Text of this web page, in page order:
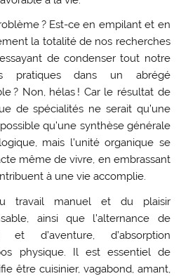
? Est-ce en empilant et en
la totalité de nos recherches
de condenser tout notre
pratiques dans un abrégé
? Non, hélas ! Car le résultat de
de spécialités ne serait qu’une
qu’une synthèse générale
mais l’unité organique se
même de vivre, en embrassant
à une vie accomplie.
travail manuel et du plaisir
ainsi que l’alternance de
d’aventure, d’absorption
physique. Il est essentiel de
être cuisinier, vagabond, amant,